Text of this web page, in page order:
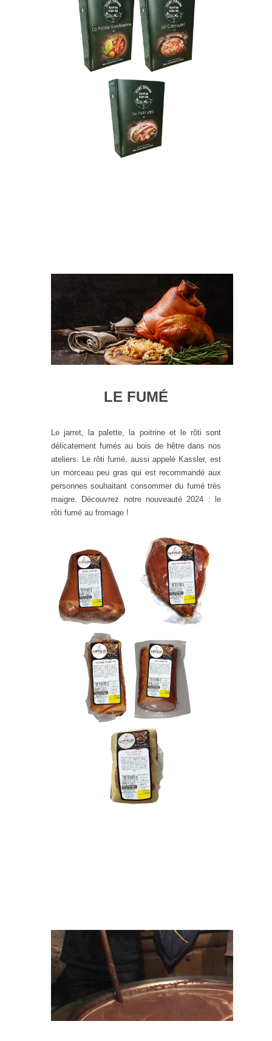
LE FUMÉ
Le jarret, la palette, la poitrine et le rôti sont
délicatement fumés au bois de hêtre dans nos
ateliers. Le rôti fumé, aussi appelé Kassler, est
un morceau peu gras qui est recommandé aux
personnes souhaitant consommer du fumé très
maigre. Découvrez notre nouveauté 2024 : le
rôti fumé au fromage !